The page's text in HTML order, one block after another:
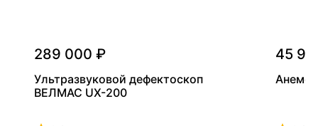
289 000 ₽
Ультразвуковой дефектоскоп
ВЕЛМАС UX-200
45